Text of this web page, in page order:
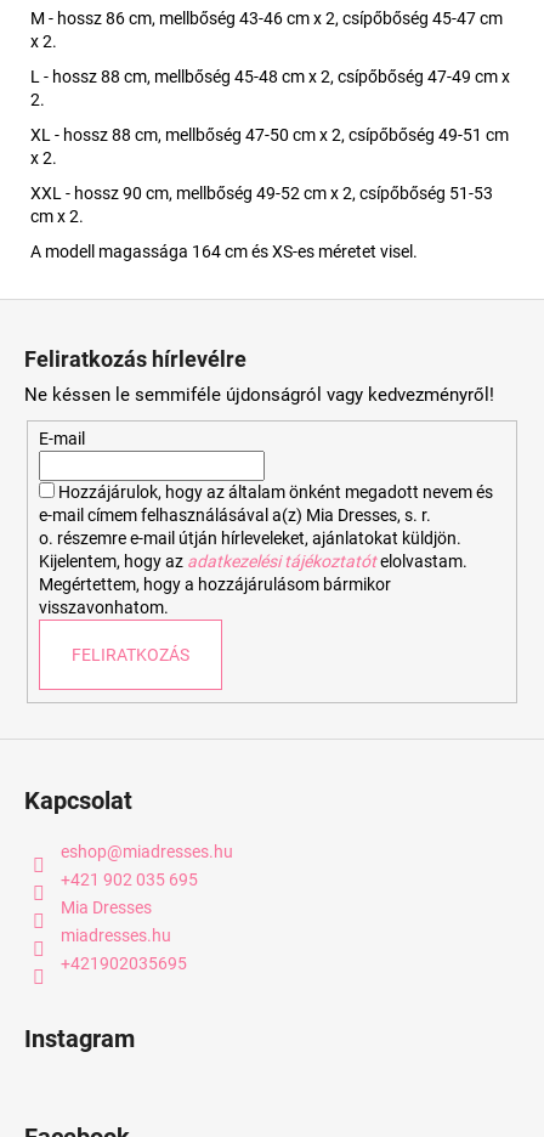
M - hossz 86 cm, mellbőség 43-46 cm x 2, csípőbőség 45-47 cm
x 2.
L - hossz 88 cm, mellbőség 45-48 cm x 2, csípőbőség 47-49 cm x
2.
XL - hossz 88 cm, mellbőség 47-50 cm x 2, csípőbőség 49-51 cm
x 2.
XXL - hossz 90 cm, mellbőség 49-52 cm x 2, csípőbőség 51-53
cm x 2.
A modell magassága 164 cm és XS-es méretet visel.
Feliratkozás hírlevélre
Ne késsen le semmiféle újdonságról vagy kedvezményről!
E-mail
Hozzájárulok, hogy az általam önként megadott nevem és
e-mail címem felhasználásával a(z) Mia Dresses, s. r.
o. részemre e-mail útján hírleveleket, ajánlatokat küldjön.
Kijelentem, hogy az adatkezelési tájékoztatót elolvastam.
Megértettem, hogy a hozzájárulásom bármikor
visszavonhatom.
FELIRATKOZÁS
Kapcsolat
eshop@miadresses.hu
+421 902 035 695
Mia Dresses
miadresses.hu
+421902035695
Instagram